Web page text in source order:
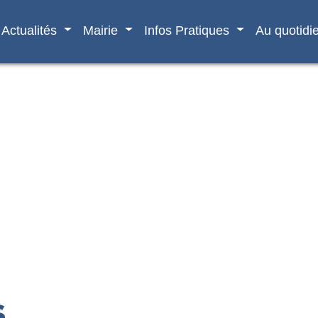
Actualités Mairie Infos Pratiques Au